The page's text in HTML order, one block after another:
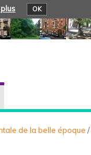
OK
de la belle époque /